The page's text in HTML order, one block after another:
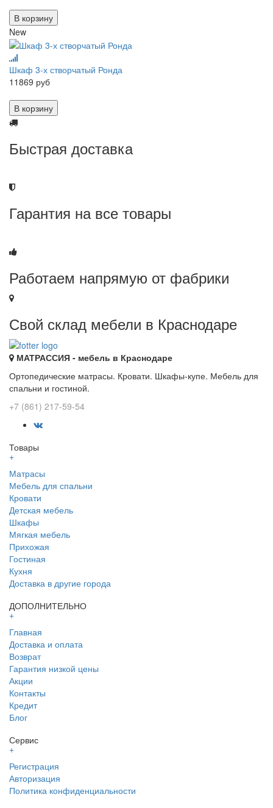
В корзину
New
Шкаф 3-х створчатый Ронда
11869 руб
В корзину
Быстрая доставка
Гарантия на все товары
Работаем напрямую от фабрики
Свой склад мебели в Краснодаре
МАТРАССИЯ - мебель в Краснодаре
Ортопедические матрасы. Кровати. Шкафы-купе. Мебель для
спальни и гостиной.
+7 (861) 217-59-54
Товары
+
Матрасы
Мебель для спальни
Кровати
Детская мебель
Шкафы
Мягкая мебель
Прихожая
Гостиная
Кухня
Доставка в другие города
ДОПОЛНИТЕЛЬНО
+
Главная
Доставка и оплата
Возврат
Гарантия низкой цены
Акции
Контакты
Кредит
Блог
Сервис
+
Регистрация
Авторизация
Политика конфиденциальности